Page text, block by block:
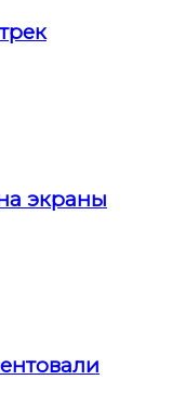
экраны